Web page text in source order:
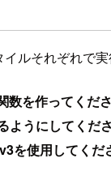
ルそれぞれで
を作ってくださ
うにしてくださ
を使用してくだ